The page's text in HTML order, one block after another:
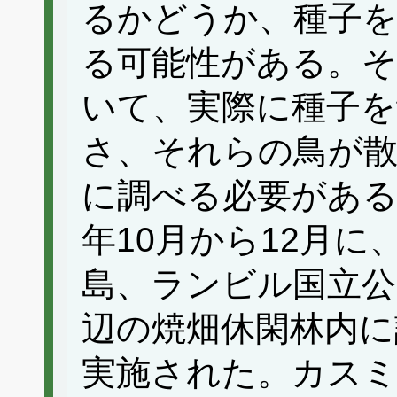
るかどうか、種子
る可能性がある。
いて、実際に種子
さ、それらの鳥が
に調べる必要があ
年10月から12月に
島、ランビル国立
辺の焼畑休閑林内
実施された。カス